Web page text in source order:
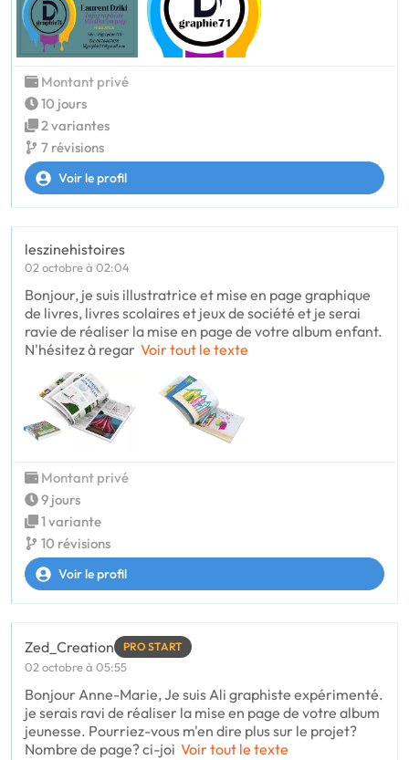
Montant privé
10 jours
2 variantes
7 révisions
Voir le profil
leszinehistoires
02 octobre à 02:04
Bonjour, je suis illustratrice et mise en page graphique
de livres, livres scolaires et jeux de société et je serai
ravie de réaliser la mise en page de votre album enfant.
N'hésitez à regar Voir tout le texte
Montant privé
9 jours
1 variante
10 révisions
Voir le profil
Zed_Creation PRO START
02 octobre à 05:55
Bonjour Anne-Marie, Je suis Ali graphiste expérimenté.
je serais ravi de réaliser la mise en page de votre album
jeunesse. Pourriez-vous m'en dire plus sur le projet?
Nombre de page? ci-joi Voir tout le texte